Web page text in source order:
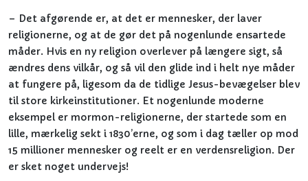
– Det afgørende er, at det er mennesker, der laver
religionerne, og at de gør det på nogenlunde ensartede
måder. Hvis en ny religion overlever på længere sigt, så
ændres dens vilkår, og så vil den glide ind i helt nye måder
at fungere på, ligesom da de tidlige Jesus-bevægelser blev
til store kirkeinstitutioner. Et nogenlunde moderne
eksempel er mormon-religionerne, der startede som en
lille, mærkelig sekt i 1830’erne, og som i dag tæller op mod
15 millioner mennesker og reelt er en verdensreligion. Der
er sket noget undervejs!